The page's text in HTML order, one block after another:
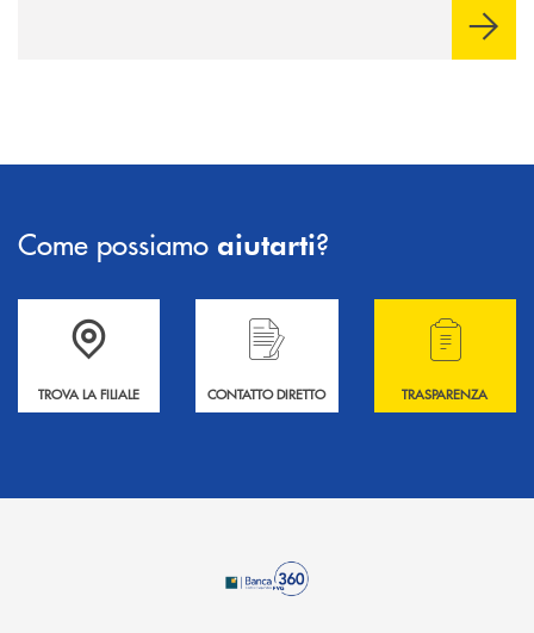
Come possiamo aiutarti?
Accedi all' elenco completo delle filiali .
TROVA LA FILIALE
Hai bisogno di informazioni? Contattaci !
CONTATTO DIRETTO
Hai bisogno di
TRASPARENZA